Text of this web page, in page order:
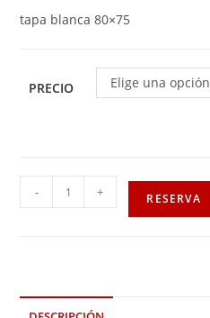
tapa blanca 80×75
PRECIO Elige una opción
- + RESERVA